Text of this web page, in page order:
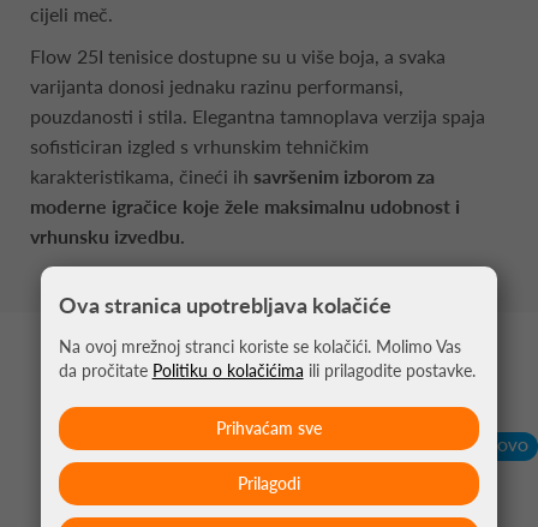
cijeli meč.
Flow 25I tenisice dostupne su u više boja, a svaka
varijanta donosi jednaku razinu performansi,
pouzdanosti i stila. Elegantna tamnoplava verzija spaja
sofisticiran izgled s vrhunskim tehničkim
karakteristikama, čineći ih savršenim izborom za
moderne igračice koje žele maksimalnu udobnost i
vrhunsku izvedbu.
MOŽDA VAS ZANIMA
NOVO
Ova stranica upotrebljava kolačiće
Na ovoj mrežnoj stranci koriste se kolačići. Molimo Vas
da pročitate Politiku o kolačićima ili prilagodite postavke.
Prilagodi
Prihvaćam sve